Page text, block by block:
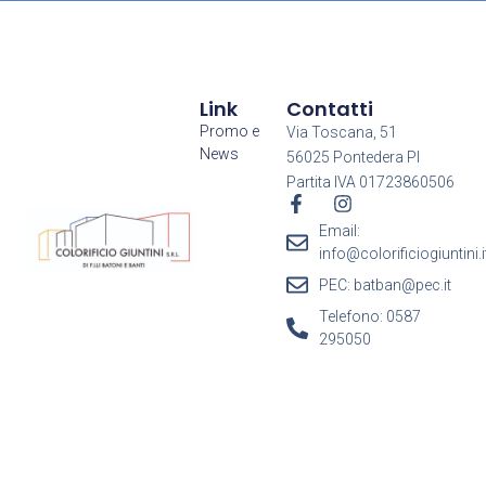
Link
Promo e
News
Contatti
Via Toscana, 51
56025 Pontedera PI
Partita IVA 01723860506
Email:
PEC: batban@pec.it
Telefono: 0587
295050